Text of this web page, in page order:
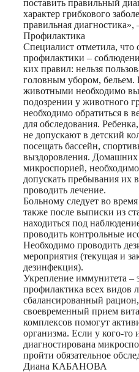
поставить правильный
характер грибкового
правильная диагностика»,
Профилактика
Специалист отметила, что
профилактики –
ких правил: нельзя
головным убором, бельем.
животными необходимо
подозрении у животного
необходимо обратиться в
для обследования.
не допускают в детский
посещать бассейн,
выздоровления.
микроспорией,
допускать пребывания их
проводить лечение.
Больному следует во
также после выписки из
находиться под
проводить контрольные
Необходимо проводить
мероприятия (текущая и
дезинфекция).
Укрепление иммунитета –
профилактика всех видов
сбалансированный
своевременный прием
комплексов помогут
организма. Если у кого-то
диагностирована
пройти обязательное
Диана КАБАНОВА